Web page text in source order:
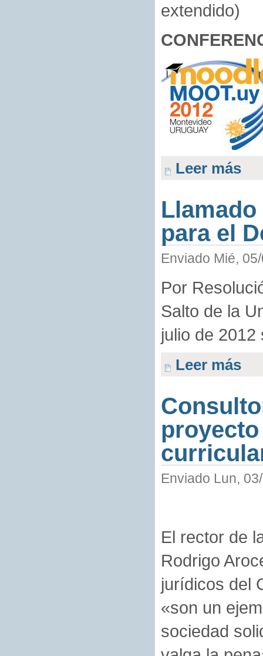
extendido)
Leer más
para el
Enviado Mié,
Por
Salto de la
julio de 2012
Leer más
Enviado Lun,
El rector de
Rodrigo
jurídicos del
«son un
sociedad